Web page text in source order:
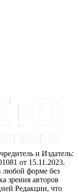
и Издатель:
от 15.11.2023.
любой форме без
зрения авторов
Редакции, что